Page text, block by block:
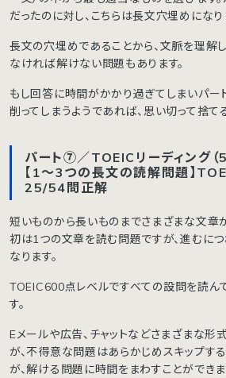
だったのに対し、こちらは長文穴埋めになり
長文の穴埋めであることから、文脈を理解
なければ解けない問題もあります。
もし回答に時間がかかり過ぎてしまいパ
削ってしまうようであれば、思い切って捨て
パート⑦／TOEICリーディング（
【1〜3つの長文の読解問題】
25/54問正解
短いものから長いものまでさまざまな文章
初は1つの文章を読む問題ですが、進むに
なります。
TOEIC600点レベルですべての設問を読ん
す。
Eメールや広告、チャットなどさまざまな
が、不得意な問題はあらかじめスキップす
が、解ける問題に時間をまわすことができま